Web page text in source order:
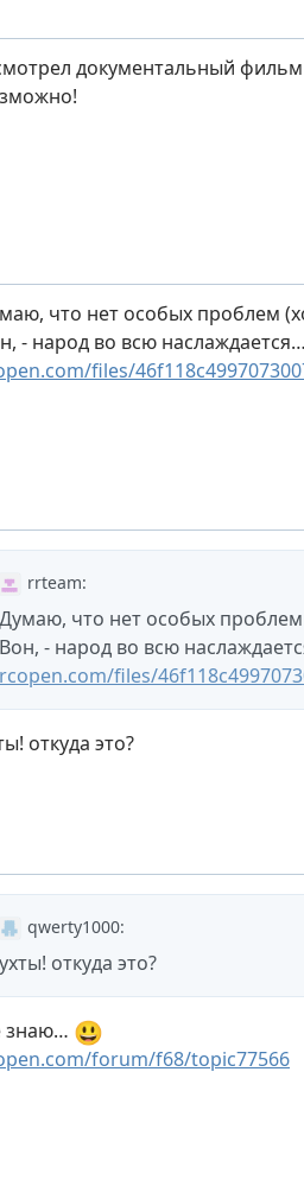
документальный
что нет особых проблем
- народ во всю наслаждается…
files/
rrteam:
Думаю, что нет особых проблем
Вон, - народ во всю
rcopen.com/files/
откуда это?
qwerty1000:
ухты! откуда это?
знаю… 😃
forum/f68/topic77566